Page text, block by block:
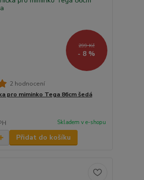
299 Kč
- 8 %
2 hodnocení
pro miminko Tega 86cm šedá
Skladem v e-shopu
Přidat do košíku